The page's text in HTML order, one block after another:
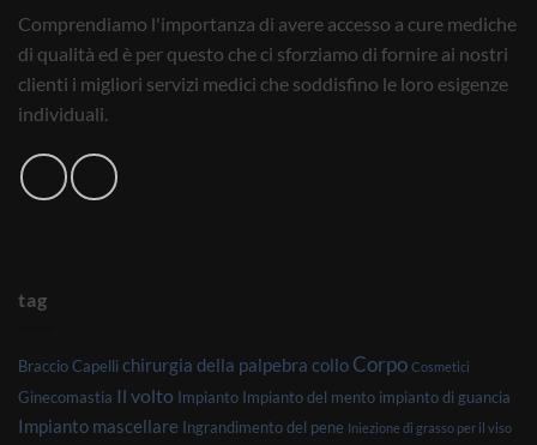
Comprendiamo l'importanza di avere accesso a cure mediche
di qualità ed è per questo che ci sforziamo di fornire ai nostri
clienti i migliori servizi medici che soddisfino le loro esigenze
individuali.
tag
BraccioCapellichirurgia della palpebra collo Corpo Cosmetici
Ginecomastia Il volto Impianto Impianto del mento impianto di guancia
Impianto mascellare Ingrandimento del pene Iniezione di grasso per il viso